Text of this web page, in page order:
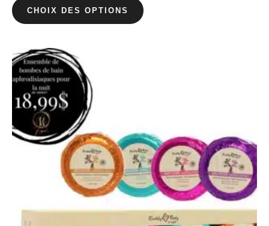
CHOIX DES OPTIONS